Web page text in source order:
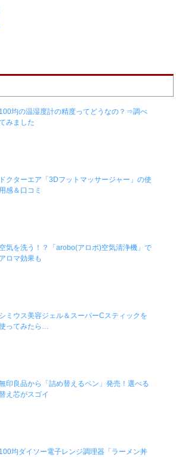
100均の温湿度計の精度ってどうなの？⇒調べ
みました
ドクターエア「3Dフットマッサージャー」の使
用感＆口コミ
空気を洗う！？「arobo(アロボ)空気清浄機」で
アロマ効果も
シミウス美容ジェル＆スーパーCスティックを
ってみたら…
印良品から「詰め替えるペン」発売！選べる
え芯がスゴイ
100均ダイソー電子レンジ調理器「ラーメン丼